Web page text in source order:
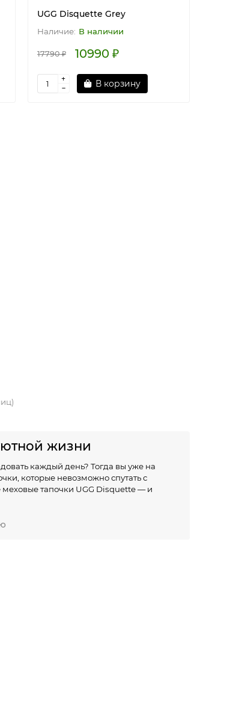
UGG Disquette Grey
В наличии
17790 ₽ 10990 ₽
В корзину
жизни
каждый день? Тогда вы уже на
которые невозможно спутать с
тапочки UGG Disquette — и